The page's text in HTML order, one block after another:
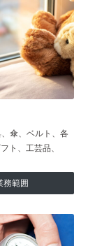
傘、ベルト、各
ト、工芸品、
務範囲